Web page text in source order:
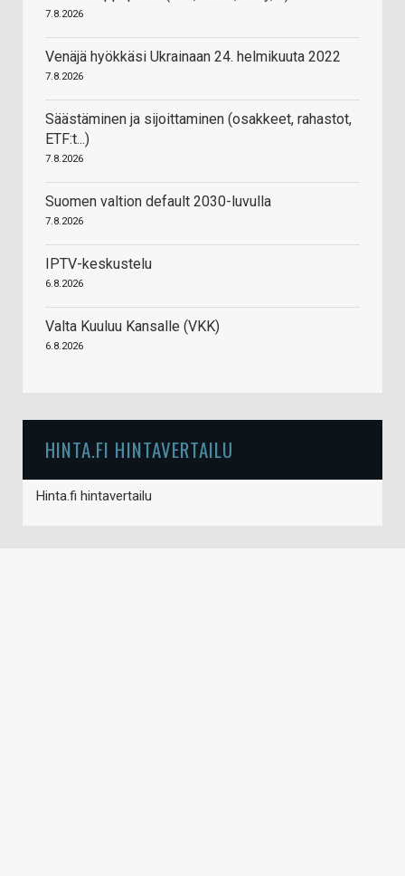
7.8.2026
Venäjä hyökkäsi Ukrainaan 24. helmikuuta 2022
7.8.2026
Säästäminen ja sijoittaminen (osakkeet, rahastot,
ETF:t...)
7.8.2026
Suomen valtion default 2030-luvulla
7.8.2026
IPTV-keskustelu
6.8.2026
Valta Kuuluu Kansalle (VKK)
6.8.2026
HINTA.FI HINTAVERTAILU
Hinta.fi hintavertailu